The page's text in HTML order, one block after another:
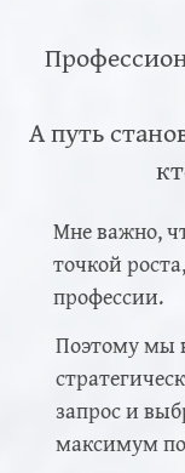
А путь
Мне важно,
точкой
профессии.
Поэтому мы
запрос и
максимум